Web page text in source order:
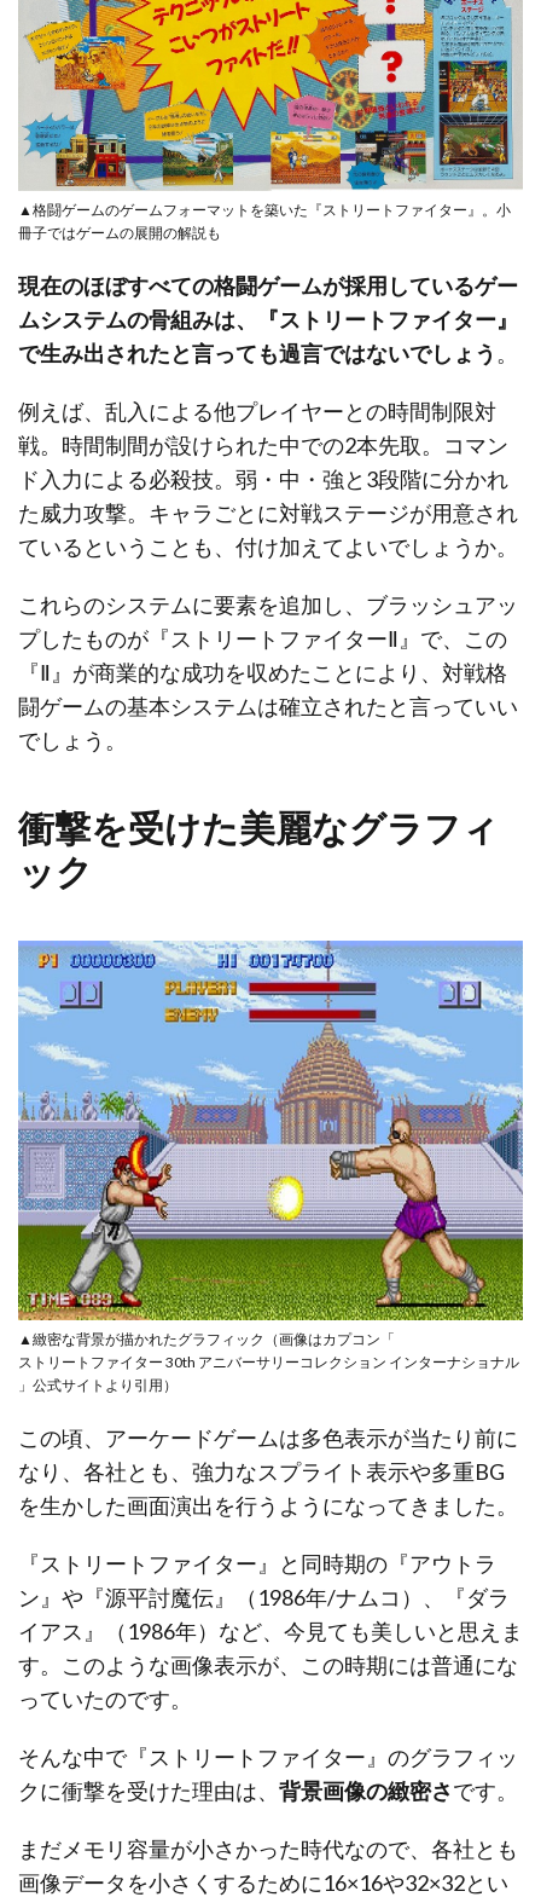
▲格闘ゲームのゲームフォーマットを築いた『ストリートファイター』。小
冊子ではゲームの展開の解説も
現在のほぼすべての格闘ゲームが採用しているゲー
ムシステムの骨組みは、『ストリートファイター』
で生み出されたと言っても過言ではないでしょう 。
例えば、乱入による他プレイヤーとの時間制限対
戦。時間制間が設けられた中での2本先取。コマン
ド入力による必殺技。弱・中・強と3段階に分かれ
た威力攻撃。キャラごとに対戦ステージが用意され
ているということも、付け加えてよいでしょうか。
これらのシステムに要素を追加し、ブラッシュアッ
プしたものが『ストリートファイターⅡ』で、この
『Ⅱ』が商業的な成功を収めたことにより、対戦格
闘ゲームの基本システムは確立されたと言っていい
でしょう。
衝撃を受けた美麗なグラフィ
ック
▲緻密な背景が描かれたグラフィック（画像はカプコン「
ストリートファイター 30th アニバーサリーコレクション インターナショナル
」公式サイトより引用）
この頃、アーケードゲームは多色表示が当たり前に
なり、各社とも、強力なスプライト表示や多重BG
を生かした画面演出を行うようになってきました。
『ストリートファイター』と同時期の『アウトラ
ン』や『源平討魔伝』（1986年/ナムコ）、『ダラ
イアス』（1986年）など、今見ても美しいと思えま
す。このような画像表示が、この時期には普通にな
っていたのです。
そんな中で『ストリートファイター』のグラフィッ
クに衝撃を受けた理由は、 背景画像の緻密さです。
まだメモリ容量が小さかった時代なので、各社とも
画像データを小さくするために16×16や32×32とい